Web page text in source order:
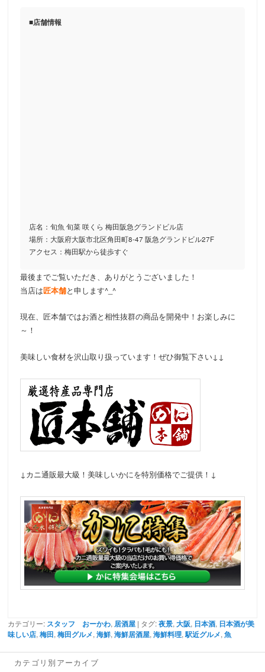
■店舗情報
店名：旬魚 旬菜 咲くら 梅田阪急グランドビル店
場所：大阪府大阪市北区角田町8-47 阪急グランドビル27F
アクセス：梅田駅から徒歩すぐ
最後までご覧いただき、ありがとうございました！
当店は匠本舗と申します^_^
現在、匠本舗ではお酒と相性抜群の商品を開発中！お楽しみに
～！
美味しい食材を沢山取り扱っています！ぜひ御覧下さい↓↓
↓カニ通販最大級！美味しいかにを特別価格でご提供！↓
カテゴリー: スタッフ おーかわ, 居酒屋 | タグ:夜景,大阪, 日本酒, 日本酒が美
味しい店,梅田,梅田グルメ,海鮮,海鮮居酒屋,海鮮料理,駅近グルメ,魚
カテゴリ別アーカイブ